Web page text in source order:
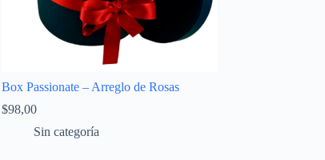
Box Passionate – Arreglo de Rosas
$98,00
Sin categoría